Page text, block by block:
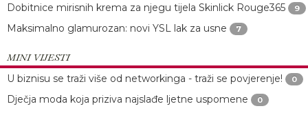
Dobitnice mirisnih krema za njegu tijela Skinlick Rouge365 9
Maksimalno glamurozan: novi YSL lak za usne 7
MINI VIJESTI
U biznisu se traži više od networkinga - traži se povjerenje!
0
Dječja moda koja priziva najslađe ljetne uspomene 0